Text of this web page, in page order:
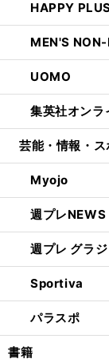
HAPPY
MEN'S
UOMO
集英社オンラ
芸能・情報・ス
Myojo
週プレNEWS
週プレ グラ
Sportiva
パラスポ
書籍